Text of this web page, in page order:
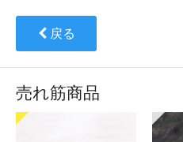
戻る
売れ筋商品